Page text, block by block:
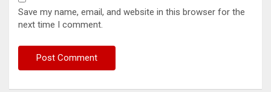
Save my name, email, and website in this browser for the
next time I comment.